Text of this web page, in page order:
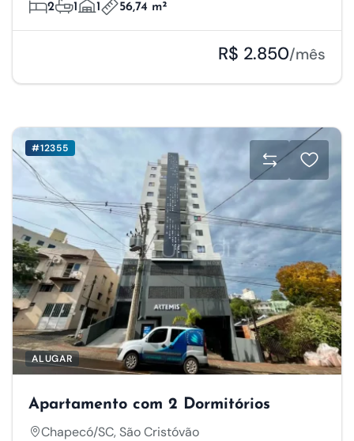
2 1 1 56,74 m²
R$ 2.850/mês
#12355
ALUGAR
Apartamento com 2 Dormitórios
Chapecó/SC, São Cristóvão